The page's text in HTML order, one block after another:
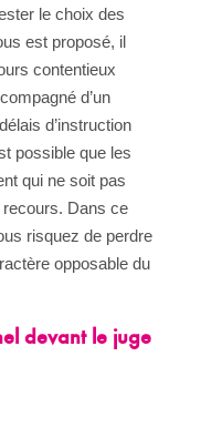
le choix des
est proposé, il
contentieux
d’un
d’instruction
possible que les
qui ne soit pas
Dans ce
risquez de perdre
opposable du
devant le juge